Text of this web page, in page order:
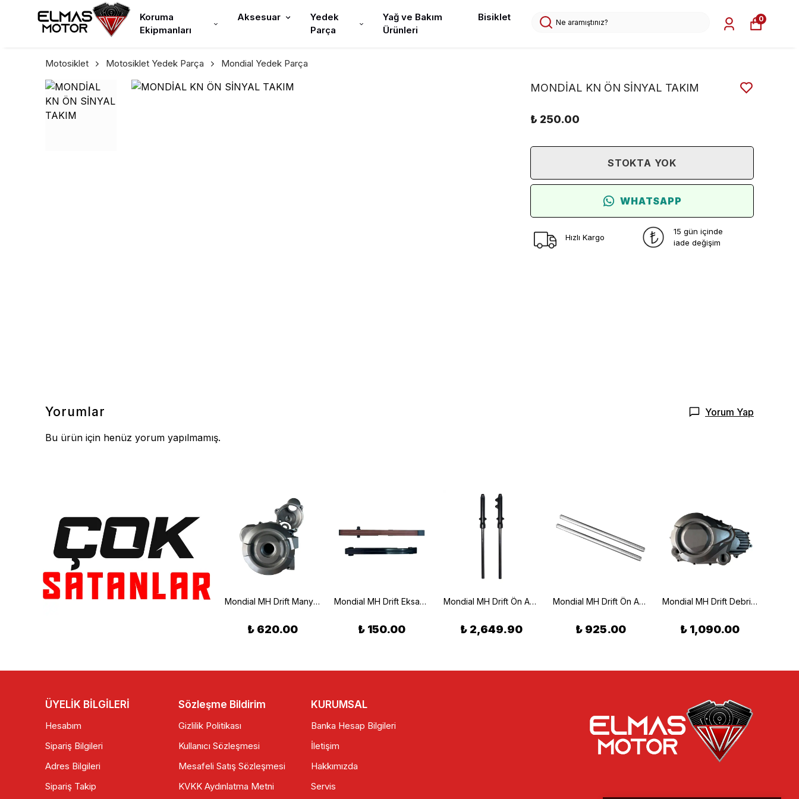
Koruma
Ekipmanları
Aksesuar
Yedek
Parça
Yağ ve Bakım
Ürünleri
Bisiklet 0
Motosiklet Motosiklet Yedek Parça Mondial Yedek Parça
MONDİAL KN ÖN SİNYAL TAKIM
₺ 250.00
STOKTA YOK
WHATSAPP
Hızlı Kargo
15 gün içinde
iade değişim
Yorumlar Yorum Yap
Bu ürün için henüz yorum yapılmamış.
Mondial
Mondial MH Drift Eksantrik Mili Mondial MH Drift Manyeto Kapak Sol
₺ 620.00
Mondial MH Drift Eksantrik Gergi Seti
₺ 150.00
Mondial MH Drift Ön Amortisör Takımı
₺ 2,649.90
Mondial MH Drift Ön Amortisör Borusu Set
₺ 925.00
Mondial MH Drift Debriyaj Kapak Sağ
₺ 1,090.00
ÜYELİK BİLGİLERİ
Hesabım
Sipariş Bilgileri
Adres Bilgileri
Sipariş Takip
Sözleşme Bildirim
Gizlilik Politikası
Kullanıcı Sözleşmesi
Mesafeli Satış Sözleşmesi
KVKK Aydınlatma Metni
KURUMSAL
Banka Hesap Bilgileri
İletişim
Hakkımızda
Servis